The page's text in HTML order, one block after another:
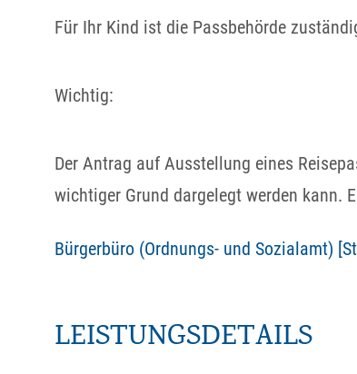
Für Ihr Kind ist die Passbehörde
Wichtig:
Der Antrag auf Ausstellung eines
wichtiger Grund dargelegt werden kann.
Bürgerbüro (Ordnungs- und Sozialamt)
LEISTUNGSDETAILS